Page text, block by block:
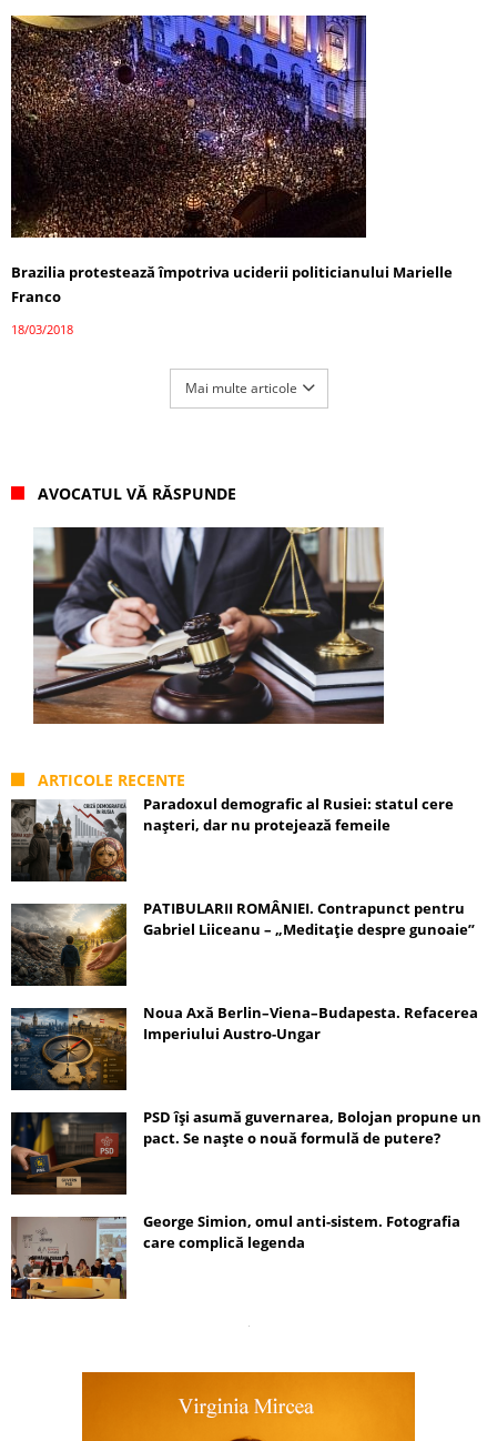
Brazilia protestează împotriva uciderii politicianului Marielle
Franco
18/03/2018
Mai multe articole
AVOCATUL VĂ RĂSPUNDE
ARTICOLE RECENTE
Paradoxul demografic al Rusiei: statul cere
nașteri, dar nu protejează femeile
PATIBULARII ROMÂNIEI. Contrapunct pentru
Gabriel Liiceanu – „Meditație despre gunoaie”
Noua Axă Berlin–Viena–Budapesta. Refacerea
Imperiului Austro-Ungar
PSD își asumă guvernarea, Bolojan propune un
pact. Se naște o nouă formulă de putere?
George Simion, omul anti-sistem. Fotografia
care complică legenda